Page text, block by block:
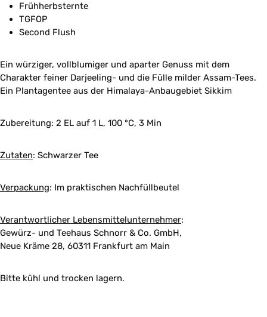
Frühherbsternte
TGFOP
Second Flush
Ein würziger, vollblumiger und aparter Genuss mit dem
Charakter feiner Darjeeling- und die Fülle milder Assam-Tees.
Ein Plantagentee aus der Himalaya-Anbaugebiet Sikkim
Zubereitung: 2 EL auf 1 L, 100 °C, 3 Min
Zutaten: Schwarzer Tee
Verpackung: Im praktischen Nachfüllbeutel
Verantwortlicher Lebensmittelunternehmer:
Gewürz- und Teehaus Schnorr & Co. GmbH,
Neue Kräme 28, 60311 Frankfurt am Main
Bitte kühl und trocken lagern.